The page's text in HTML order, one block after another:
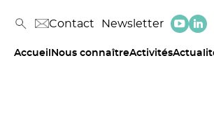
Contact Newsletter
Accueil Nous connaîtreActivités